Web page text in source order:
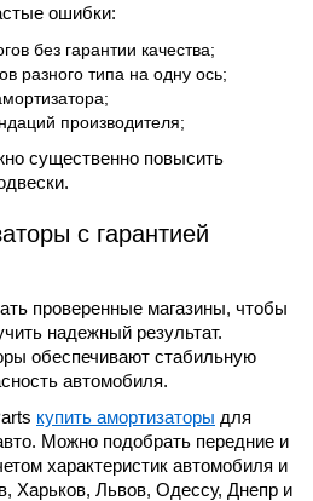
ошибки:
без гарантии качества;
разного типа на одну ось;
производителя;
существенно повысить
с гарантией
проверенные магазины, чтобы
надежный результат.
обеспечивают стабильную
автомобиля.
купить амортизаторы для
Можно подобрать передние и
характеристик автомобиля и
Харьков, Львов, Одессу, Днепр и